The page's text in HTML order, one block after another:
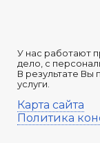
У нас работают
дело, с
В результате Вы
услуги.
Карта сайта
Политика